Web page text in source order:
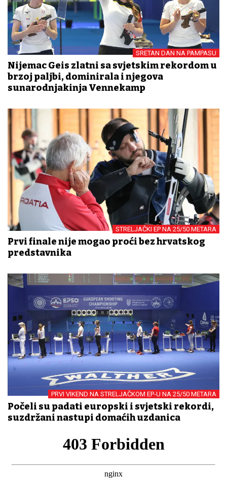
SRETAN DAN NA PAMPASU
Nijemac Geis zlatni sa svjetskim rekordom u
brzoj paljbi, dominirala i njegova
sunarodnjakinja Vennekamp
STRELJAČKI EP NA 25/50 METARA
Prvi finale nije mogao proći bez hrvatskog
predstavnika
PRVI VIKEND NA STRELJAČKOM EP-U NA 25/50 METARA
Počeli su padati europski i svjetski rekordi,
suzdržani nastupi domaćih uzdanica